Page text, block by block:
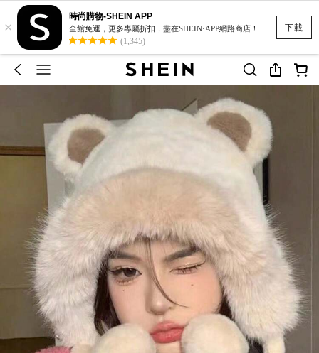
下載
×
時尚購物-SHEIN APP
全館免運，更多專屬折扣，盡在SHEIN·APP網路商店！
(1,345)